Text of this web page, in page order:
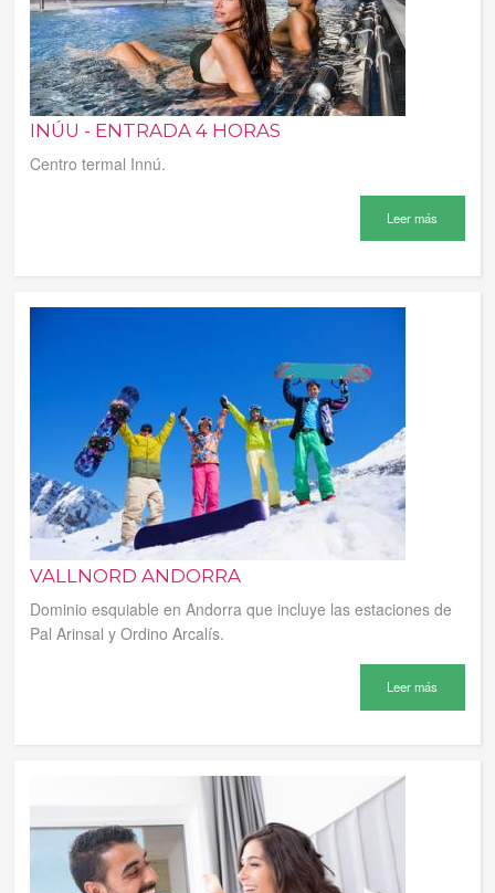
INÚU - ENTRADA 4 HORAS
Centro termal Innú.
Leer más
VALLNORD ANDORRA
Dominio esquiable en Andorra que incluye las estaciones de
Pal Arinsal y Ordino Arcalís.
Leer más